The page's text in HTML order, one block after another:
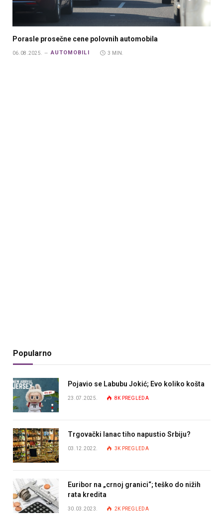
Porasle prosečne cene polovnih automobila
06.08.2025. AUTOMOBILI 3 MIN.
Popularno
Pojavio se Labubu Jokić; Evo koliko košta
23.07.2025. 8K PREGLEDA
Trgovački lanac tiho napustio Srbiju?
03.12.2022. 3K PREGLEDA
Euribor na „crnoj granici“; teško do nižih
rata kredita
30.03.2023. 2K PREGLEDA